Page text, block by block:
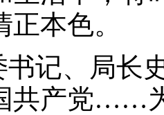
本色。
记、局长
共产党……